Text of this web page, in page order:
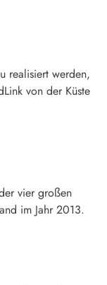
realisiert werden,
von der Küste
vier großen
im Jahr 2013.